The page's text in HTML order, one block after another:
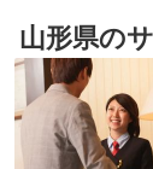
山形県の